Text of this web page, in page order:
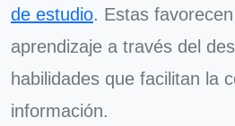
de estudio. Estas
aprendizaje a través del
habilidades que facilitan la
información.